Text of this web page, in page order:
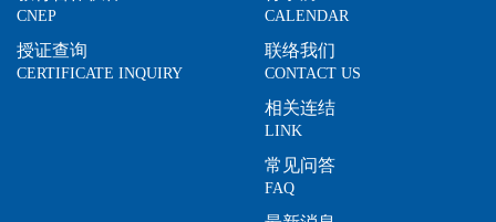
CNEP
授证查询
CERTIFICATE INQUIRY
CALENDAR
联络我们
CONTACT US
相关连结
LINK
常见问答
FAQ